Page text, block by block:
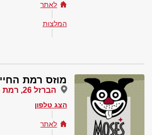
לאתר
המלצות
מוזס רמת
הברזל 26, רמת החייל, תל אביב
הצג טלפון
לאתר